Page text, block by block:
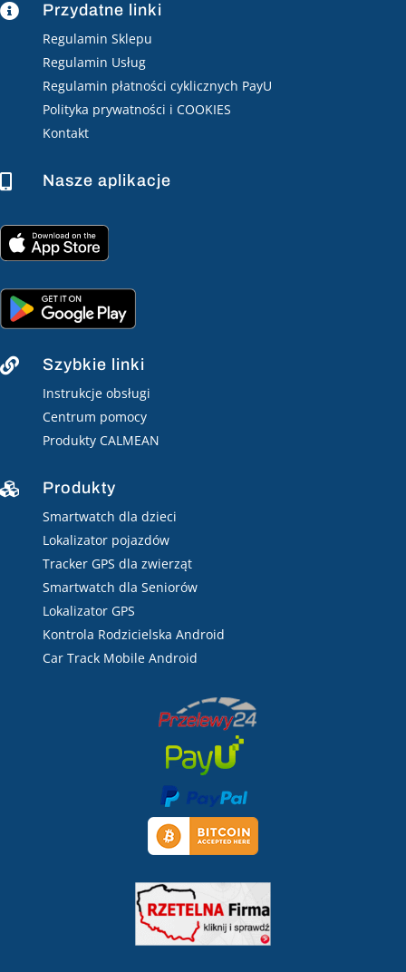
 Przydatne linki
Regulamin Sklepu
Regulamin Usług
Regulamin płatności cyklicznych PayU
Polityka prywatności i COOKIES
Kontakt
 Nasze aplikacje
 Szybkie linki
Instrukcje obsługi
Centrum pomocy
Produkty CALMEAN
 Produkty
Smartwatch dla dzieci
Lokalizator pojazdów
Tracker GPS dla zwierząt
Smartwatch dla Seniorów
Lokalizator GPS
Kontrola Rodzicielska Android
Car Track Mobile Android